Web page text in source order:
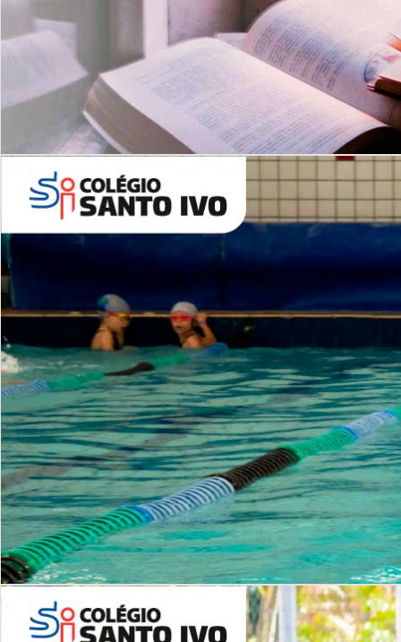
Leituras Literárias
Período Integral | Saiba mais
6º AO 9º ANO FUNDAMENTAL
Inglês: Turmas Reduzidas
(Proficiência)
ALUNOS NOVOS
Entre em Contato
INSTITUCIONAL